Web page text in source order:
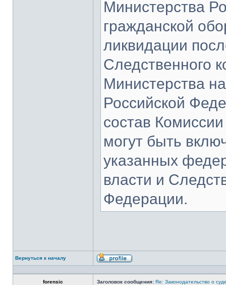
Министерства
гражданской
ликвидации
Следственного
Министерства
Российской
состав
могут быть
указанных
власти и
Федерации.
Вернуться к началу
Профиль
forensic Заголовок сообщения: Re: Законодательство о